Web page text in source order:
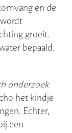
en de
groeit.
bepaald.
onderzoek
het kindje
Echter,
een